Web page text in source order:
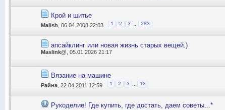
Крой и шитье
Malish , 06.04.2008 22:03 1 2 3 283
апсайклинг или новая жизнь старых вещей.)
Maslink@ , 05.01.2026 21:17
Вязание на машине
Райна , 22.04.2011 12:59 1 2 3 13
Рукоделие! Где купить, где достать, даем советы...*